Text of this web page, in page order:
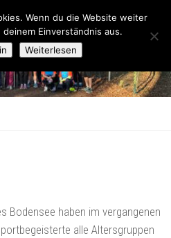
Bodensee haben im vergangenen
alle Altersgruppen
Wenn du die Website weiter
Einverständnis aus.
Weiterlesen